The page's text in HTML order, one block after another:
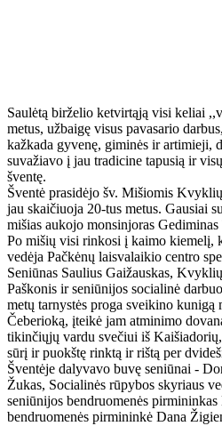
Saulėtą birželio ketvirtąją visi keliai
metus, užbaigę visus pavasario
kažkada gyvenę, giminės ir artimieji,
suvažiavo į jau tradicine tapusią ir
šventę.
Šventė prasidėjo šv. Mišiomis
jau skaičiuoja 20-tus metus. Gausiai
mišias aukojo monsinjoras Gediminas
Po mišių visi rinkosi į kaimo kiemelį,
vedėja Pačkėnų laisvalaikio centro
Seniūnas Saulius Gaižauskas,
Paškonis ir seniūnijos socialinė
metų tarnystės proga sveikino kunigą
Čeberioką, įteikė jam atminimo
tikinčiųjų vardu svečiui iš
sūrį ir puokštę rinktą ir rištą per
Šventėje dalyvavo buvę seniūnai -
Žukas, Socialinės rūpybos skyriaus
seniūnijos bendruomenės pirmininkas
bendruomenės pirmininkė Dana